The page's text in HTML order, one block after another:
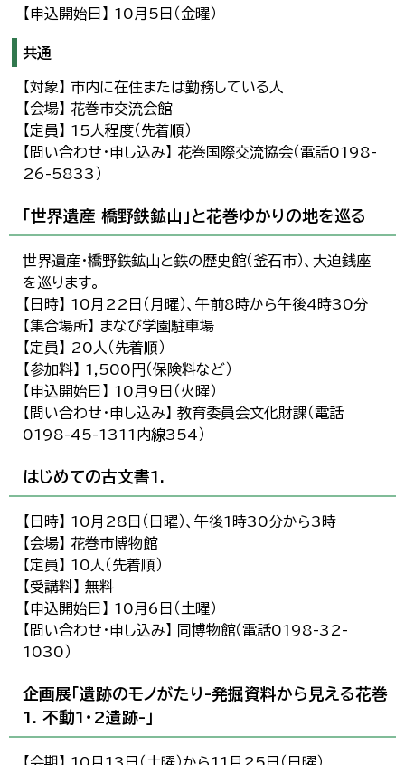
【申込開始日】 10月5日（金曜）
共通
【対象】 市内に在住または勤務している人
【会場】 花巻市交流会館
【定員】 15人程度（先着順）
【問い合わせ・申し込み】 花巻国際交流協会（電話0198-
26-5833）
「世界遺産 橋野鉄鉱山」と花巻ゆかりの地を巡る
世界遺産・橋野鉄鉱山と鉄の歴史館（釜石市）、大迫銭座
を巡ります。
【日時】 10月22日（月曜）、午前8時から午後4時30分
【集合場所】 まなび学園駐車場
【定員】 20人（先着順）
【参加料】 1,500円（保険料など）
【申込開始日】 10月9日（火曜）
【問い合わせ・申し込み】 教育委員会文化財課（電話
0198-45-1311内線354）
はじめての古文書1.
【日時】 10月28日（日曜）、午後1時30分から3時
【会場】 花巻市博物館
【定員】 10人（先着順）
【受講料】 無料
【申込開始日】 10月6日（土曜）
【問い合わせ・申し込み】 同博物館（電話0198-32-
1030）
企画展「遺跡のモノがたり-発掘資料から見える花巻
1. 不動1・2遺跡-」